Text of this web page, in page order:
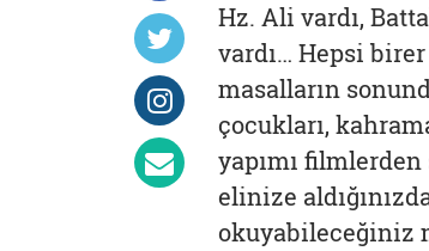
Hz. Ali vardı,
vardı… Hepsi
masalların
çocukları,
yapımı
elinize
okuyabileceğiniz